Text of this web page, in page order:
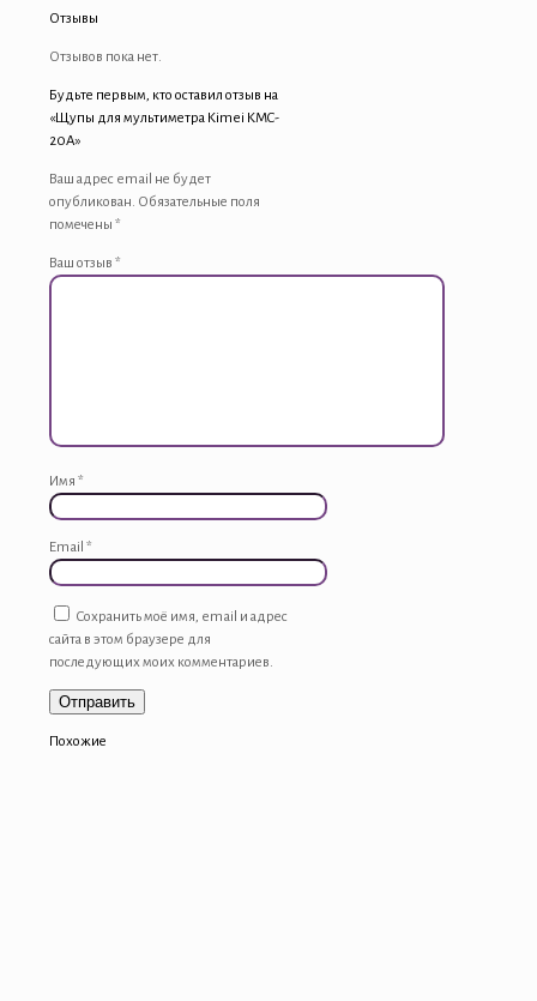
Отзывы
Отзывов пока нет.
Будьте первым, кто оставил отзыв на
«Щупы для мультиметра Kimei KMC-
20A»
Ваш адрес email не будет
опубликован. Обязательные поля
помечены *
Ваш отзыв *
Имя *
Email *
Сохранить моё имя, email и адрес
сайта в этом браузере для
последующих моих комментариев.
Похожие